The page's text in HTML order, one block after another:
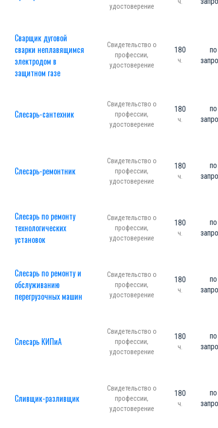
удостоверение
Сварщик дуговой
сварки неплавящимся
электродом в
защитном газе
Свидетельство о
профессии,
удостоверение
180
ч.
по
Слесарь-сантехник
Свидетельство о
профессии,
удостоверение
180
ч.
по
Слесарь-ремонтник
Свидетельство о
профессии,
удостоверение
180
ч.
по
Слесарь по ремонту
технологических
установок
Свидетельство о
профессии,
удостоверение
180
ч.
по
Слесарь по ремонту и
обслуживанию
перегрузочных машин
Свидетельство о
профессии,
удостоверение
180
ч.
по
Слесарь КИПиА
Свидетельство о
профессии,
удостоверение
180
ч.
по
Сливщик-разливщик
Свидетельство о
профессии,
удостоверение
180
ч.
по